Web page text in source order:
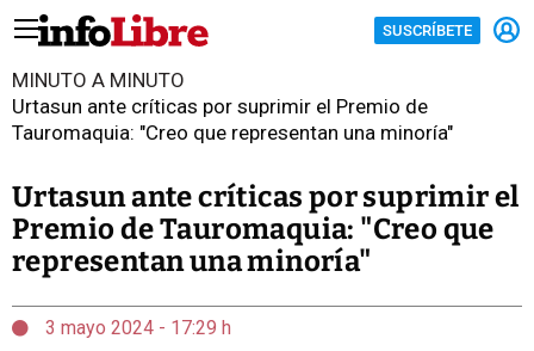
SUSCRÍBETE
MINUTO A MINUTO
Urtasun ante críticas por suprimir el Premio de
Tauromaquia: "Creo que representan una minoría"
Urtasun ante críticas por suprimir el
Premio de Tauromaquia: "Creo que
representan una minoría"
3 mayo 2024 - 17:29 h